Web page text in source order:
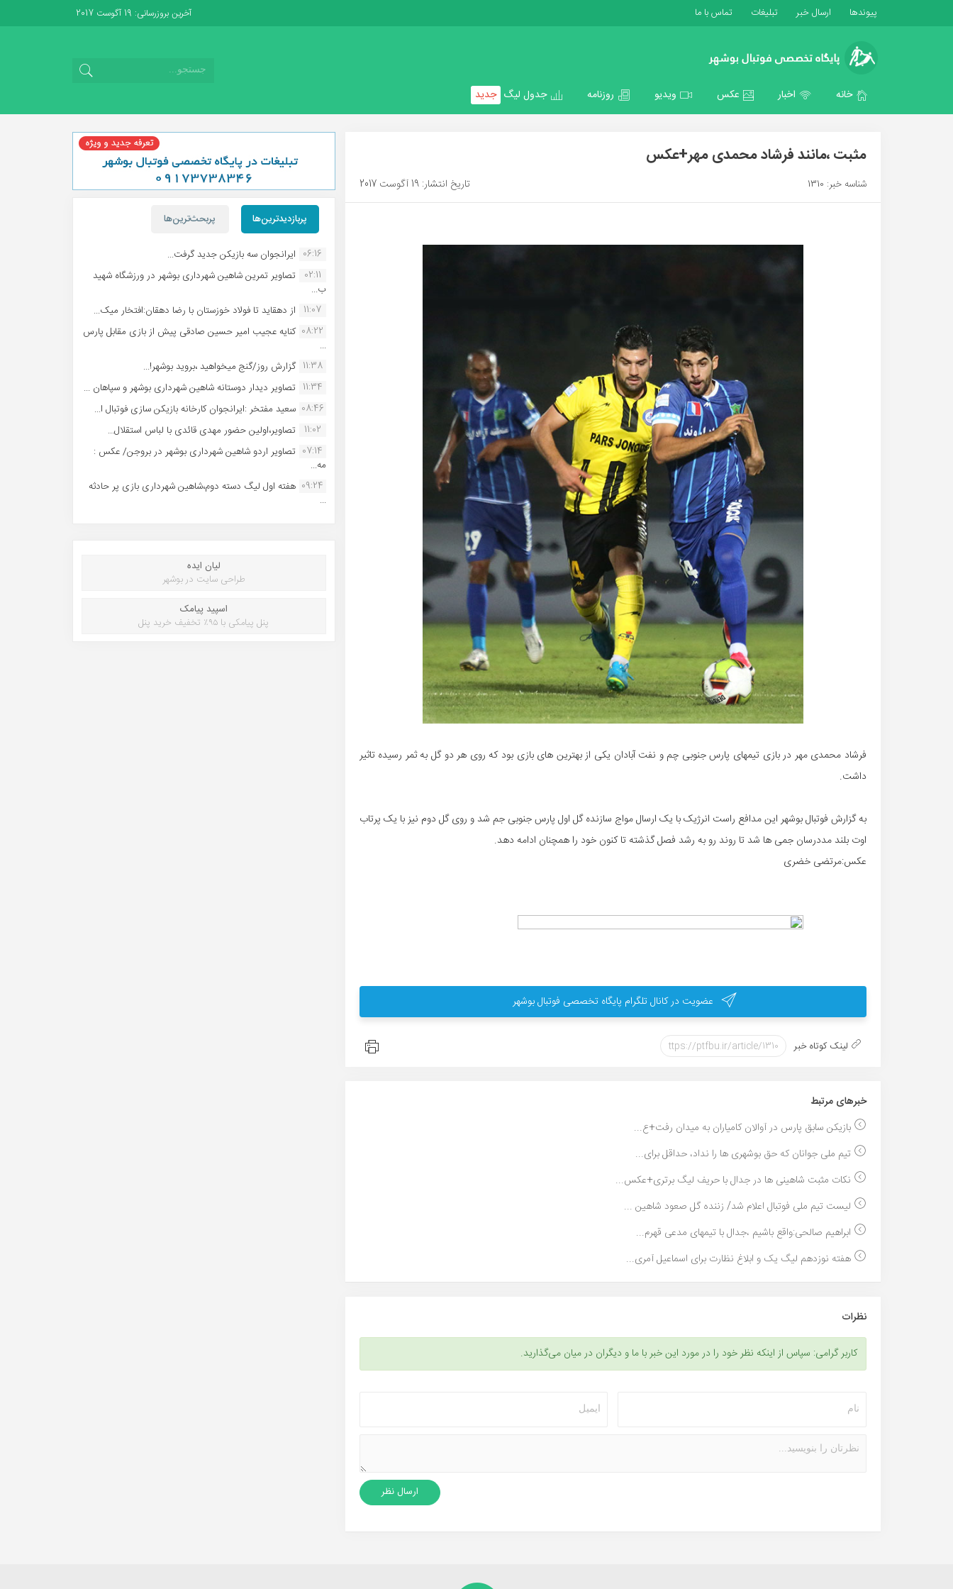
پیوندها ارسال خبر تبلیغات تماس با ما آخرین بروزرسانی: 19 آگوست 2017
خانه اخبار عکس ویدیو روزنامه جدول لیگ جدید
مثبت ،مانند فرشاد محمدی مهر+عکس
شناسه خبر: 1310 تاریخ انتشار: 19 آگوست 2017
فرشاد محمدی مهر در بازی تیمهای پارس جنوبی چم و نفت آبادان یکی از بهترین های بازی بود که روی هر دو گل به ثمر رسیده تاثیر
داشت.
به گزارش فوتبال بوشهر این مدافع راست انرژیک با یک ارسال مواج سازنده گل اول پارس جنوبی جم شد و روی گل دوم نیز با یک پرتاب
اوت بلند مددرسان جمی ها شد تا روند رو به رشد فصل گذشته تا کنون خود را همچنان ادامه دهد.
عکس:مرتضی خضری
عضویت در کانال تلگرام پایگاه تخصصی فوتبال بوشهر
لینک کوتاه خبر
خبر‌های مرتبط
بازیکن سابق پارس در آوالان کامیاران به میدان رفت+ع...
تیم ملی جوانان که حق بوشهری ها را نداد، حداقل برای...
نکات مثبت شاهینی ها در جدال با حریف لیگ برتری+عکس...
لیست تیم ملی فوتبال اعلام شد/ زننده گل صعود شاهین ...
ابراهیم صالحی:واقع باشیم ،جدال با تیمهای مدعی قهرم...
هفته نوزدهم لیگ یک و ابلاغ نظارت برای اسماعیل آمری...
نظرات
کاربر گرامی: سپاس از اینکه نظر خود را در مورد این خبر با ما و دیگران در میان می‌گذارید.
پربازدیدترین‌ها پربحث‌ترین‌ها
06:16 ایرانجوان سه بازیکن جدید گرفت...
02:11
تصاویر تمرین شاهین شهردارى بوشهر در ورزشگاه شهید
ب...
11:07 از دهقاید تا فولاد خوزستان با رضا دهقان:افتخار میک...
08:22 کنایه عجیب امیر حسین صادقی پیش از بازی مقابل پارس
...
11:38 گزارش روز/گنج میخواهید ،بروید بوشهر!...
11:34 تصاویر دیدار دوستانه شاهین شهردارى بوشهر و سپاهان ...
08:46 سعید مفتخر :ایرانجوان کارخانه بازیکن سازی فوتبال ا...
11:02
تصاویر،اولین حضور مهدی قائدی با لباس استقلال...
07:14 تصاویر اردو شاهین شهرداری بوشهر در بروجن/ عکس :
مه...
09:24 هفته اول لیگ دسته دوم،شاهین شهرداری بازی پر حادثه
...
لیان ایده
طراحی سایت در بوشهر
اسپید پیامک
پنل پیامکی با ۹۵٪ تخفیف خرید پنل